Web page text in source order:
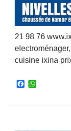
21 98 76
cuisine ixina
F